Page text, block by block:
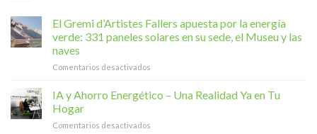
El Gremi d’Artistes Fallers apuesta por la energía
verde: 331 paneles solares en su sede, el Museu y las
naves
Comentarios desactivados
Gremi
d’Artistes
IA y Ahorro Energético – Una Realidad Ya en Tu
Hogar
Comentarios desactivados